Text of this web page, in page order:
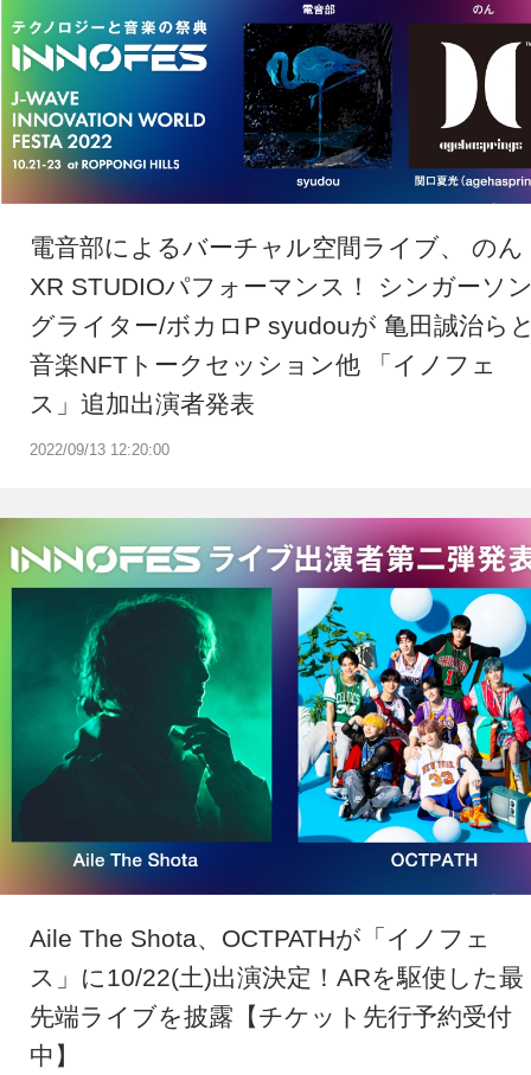
2022/09/13 12:20:00
電音部によるバーチャル空間ライブ、 のん
XR STUDIOパフォーマンス！ シンガーソ
グライター/ボカロP syudouが 亀田誠治ら
音楽NFTトークセッション他 「イノフェ
ス」追加出演者発表
Aile The Shota、OCTPATHが「イノフェ
ス」に10/22(土)出演決定！ARを駆使した最
先端ライブを披露【チケット先行予約受付
中】